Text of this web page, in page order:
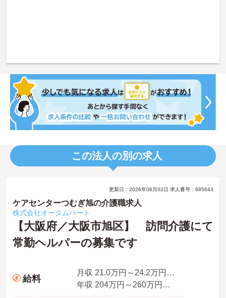
この法人の別の求人
更新日：2026年06月02日 求人番号：685643
ケアセンターつむぎ旭の介護職求人
株式会社オータムハート
【大阪府／大阪市旭区】 訪問介護にて
常勤ヘルパーの募集です
給料
月収 21.0万円～24.2万円諸手当含む
年収 204万円～260万円別途賞与付与